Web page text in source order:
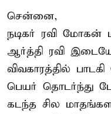
சென்னை,
நடிகர் ரவி மோகன்
ஆர்த்தி ரவி
விவகாரத்தில்
பெயர் தொடர்ந்து
கடந்த சில